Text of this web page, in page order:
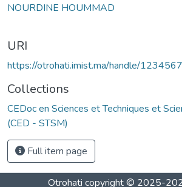
NOURDINE HOUMMAD
URI
https://otrohati.imist.ma/handle/
Collections
CEDoc en Sciences et Techniques et
(CED - STSM)
Full item page
Otrohati copyright © 2025-